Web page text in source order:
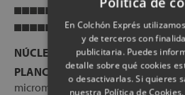
Transpirabilidad
Firmeza
NÚCLEO:
HR 26 kg
PLANCHA TECNOLÓGICA: Grid
micromuelle, canales aireación
En Colchón Exprés
y de terceros con
publicitaria. Puedes
detalle sobre qué cookies
o desactivarlas. Si quieres
nuestra Política de